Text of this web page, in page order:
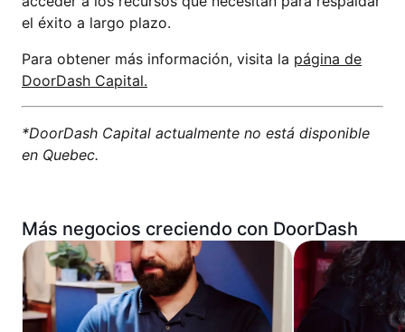
el éxito a largo plazo.
Para obtener más información, visita la página de
DoorDash Capital.
*DoorDash Capital actualmente no está disponible
en Quebec.
Más negocios creciendo con DoorDash